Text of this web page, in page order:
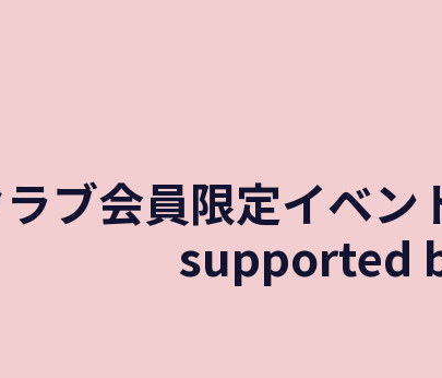
ブ会員限定イベ
supported